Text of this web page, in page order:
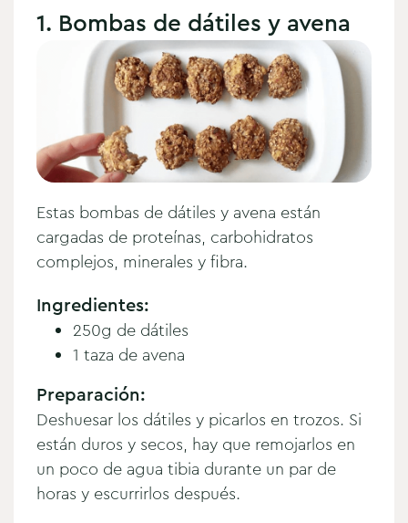
1. Bombas de dátiles y avena
Estas bombas de dátiles y avena están
cargadas de proteínas, carbohidratos
complejos, minerales y fibra.
Ingredientes:
250g de dátiles
1 taza de avena
Preparación:
Deshuesar los dátiles y picarlos en trozos. Si
están duros y secos, hay que remojarlos en
un poco de agua tibia durante un par de
horas y escurrirlos después.